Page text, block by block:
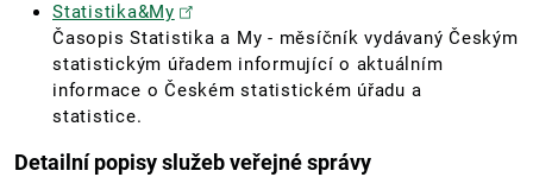
Statistika&My
Časopis Statistika a My - měsíčník vydávaný Českým
statistickým úřadem informující o aktuálním
informace o Českém statistickém úřadu a
statistice.
Detailní popisy služeb veřejné správy